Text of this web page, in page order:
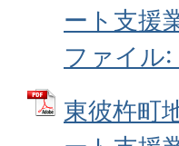
ート支援
ファイル:
東彼杵町